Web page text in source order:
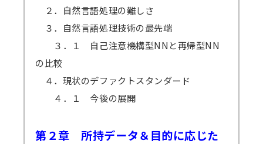
２．自然言語処理の難しさ
３．自然言語処理技術の最先端
３．１ 自己注意機構型NNと再帰型NN
の比較
４．現状のデファクトスタンダード
４．１ 今後の展開
第２章 所持データ＆目的に応じた